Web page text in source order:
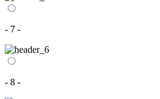
- 7 -
- 8 -